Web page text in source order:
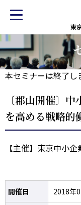
東
本セミナーは終了し
〔郡山開催〕
を高める戦略的
【主催】東京中
開催日 2018年